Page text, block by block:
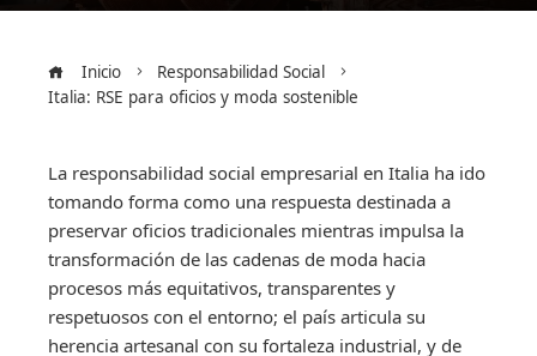
Inicio
Responsabilidad Social
Italia: RSE para oficios y moda sostenible
La responsabilidad social empresarial en Italia ha ido
tomando forma como una respuesta destinada a
preservar oficios tradicionales mientras impulsa la
transformación de las cadenas de moda hacia
procesos más equitativos, transparentes y
respetuosos con el entorno; el país articula su
herencia artesanal con su fortaleza industrial, y de